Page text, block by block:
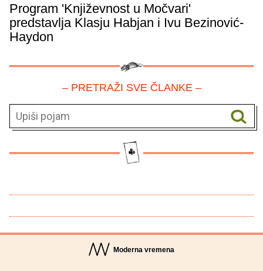
Program 'Književnost u Močvari'
predstavlja Klasju Habjan i Ivu Bezinović-
Haydon
– PRETRAŽI SVE ČLANKE –
Moderna vremena